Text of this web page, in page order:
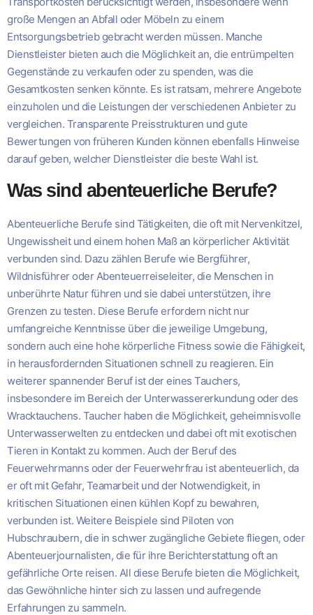
große Mengen an Abfall oder Möbeln zu einem
Entsorgungsbetrieb gebracht werden müssen. Manche
Dienstleister bieten auch die Möglichkeit an, die entrümpelten
Gegenstände zu verkaufen oder zu spenden, was die
Gesamtkosten senken könnte. Es ist ratsam, mehrere Angebote
einzuholen und die Leistungen der verschiedenen Anbieter zu
vergleichen. Transparente Preisstrukturen und gute
Bewertungen von früheren Kunden können ebenfalls Hinweise
darauf geben, welcher Dienstleister die beste Wahl ist.
Was sind abenteuerliche Berufe?
Abenteuerliche Berufe sind Tätigkeiten, die oft mit Nervenkitzel,
Ungewissheit und einem hohen Maß an körperlicher Aktivität
verbunden sind. Dazu zählen Berufe wie Bergführer,
Wildnisführer oder Abenteuerreiseleiter, die Menschen in
unberührte Natur führen und sie dabei unterstützen, ihre
Grenzen zu testen. Diese Berufe erfordern nicht nur
umfangreiche Kenntnisse über die jeweilige Umgebung,
sondern auch eine hohe körperliche Fitness sowie die Fähigkeit,
in herausfordernden Situationen schnell zu reagieren. Ein
weiterer spannender Beruf ist der eines Tauchers,
insbesondere im Bereich der Unterwassererkundung oder des
Wracktauchens. Taucher haben die Möglichkeit, geheimnisvolle
Unterwasserwelten zu entdecken und dabei oft mit exotischen
Tieren in Kontakt zu kommen. Auch der Beruf des
Feuerwehrmanns oder der Feuerwehrfrau ist abenteuerlich, da
er oft mit Gefahr, Teamarbeit und der Notwendigkeit, in
kritischen Situationen einen kühlen Kopf zu bewahren,
verbunden ist. Weitere Beispiele sind Piloten von
Hubschraubern, die in schwer zugängliche Gebiete fliegen, oder
Abenteuerjournalisten, die für ihre Berichterstattung oft an
gefährliche Orte reisen. All diese Berufe bieten die Möglichkeit,
das Gewöhnliche hinter sich zu lassen und aufregende
Erfahrungen zu sammeln.